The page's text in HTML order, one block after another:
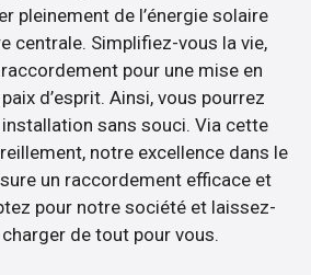
pleinement de l’énergie solaire
centrale. Simplifiez-vous la vie,
pour une mise en
d’esprit. Ainsi, vous pourrez
sans souci. Via cette
notre excellence dans le
un raccordement efficace et
pour notre société et laissez-
de tout pour vous.